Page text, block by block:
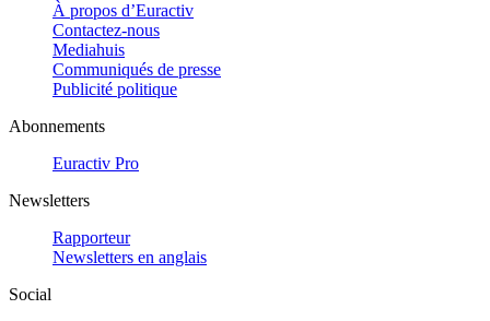
À propos d’Euractiv
Contactez-nous
Mediahuis
Communiqués de presse
Publicité politique
Abonnements
Euractiv Pro
Newsletters
Rapporteur
Newsletters en anglais
Social